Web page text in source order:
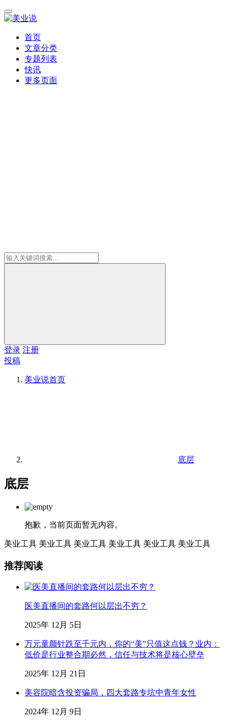
首页
文章分类
专题列表
快讯
更多页面
登录 注册
投稿
美业说首页
底层
底层
抱歉，当前页面暂无内容。
美业工具 美业工具 美业工具 美业工具 美业工具 美业工具
推荐阅读
医美直播间的套路何以层出不穷？
2025年 12月 5日
万元童颜针跌至千元内，你的“美”只值这点钱？业内：
低价是行业整合期必然，信任与技术将是核心壁垒
2025年 12月 21日
美容院暗含投资骗局，四大套路专坑中青年女性
2024年 12月 9日